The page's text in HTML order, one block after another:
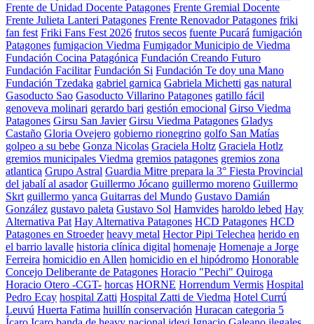
Frente de Unidad Docente Patagones Frente Gremial Docente
Frente Julieta Lanteri Patagones Frente Renovador Patagones friki
fan fest Friki Fans Fest 2026 frutos secos fuente Pucará fumigación
Patagones fumigacion Viedma Fumigador Municipio de Viedma
Fundación Cocina Patagónica Fundación Creando Futuro
Fundación Facilitar Fundación Si Fundación Te doy una Mano
Fundación Tzedaka gabriel garnica Gabriela Michetti gas natural
Gasoducto Sao Gasoducto Villarino Patagones gatillo fácil
genoveva molinari gerardo bari gestión emocional Girso Viedma
Patagones Girsu San Javier Girsu Viedma Patagones Gladys
Castaño Gloria Ovejero gobierno rionegrino golfo San Matías
golpeo a su bebe Gonza Nicolas Graciela Holtz Graciela Hotlz
gremios municipales Viedma gremios patagones gremios zona
atlantica Grupo Astral Guardia Mitre prepara la 3° Fiesta Provincial
del jabalí al asador Guillermo Jócano guillermo moreno Guillermo
Skrt guillermo yanca Guitarras del Mundo Gustavo Damián
González gustavo paleta Gustavo Sol Hamvides haroldo lebed Hay
Alternativa Pat Hay Alternativa Patagones HCD Patagones HCD
Patagones en Stroeder heavy metal Hector Pipi Telechea herido en
el barrio lavalle historia clínica digital homenaje Homenaje a Jorge
Ferreira homicidio en Allen homicidio en el hipódromo Honorable
Concejo Deliberante de Patagones Horacio "Pechi" Quiroga
Horacio Otero -CGT- horcas HORNE Horrendum Vermis Hospital
Pedro Ecay hospital Zatti Hospital Zatti de Viedma Hotel Currú
Leuvú Huerta Fatima huillín conservación Huracan categoria 5